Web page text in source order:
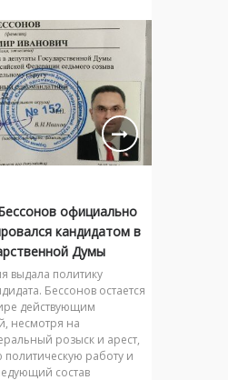
официально
кандидатом в
Думы
выдала политику
Бессонов остается
действующим
несмотря на
розыск и арест,
политическую работу и
состав